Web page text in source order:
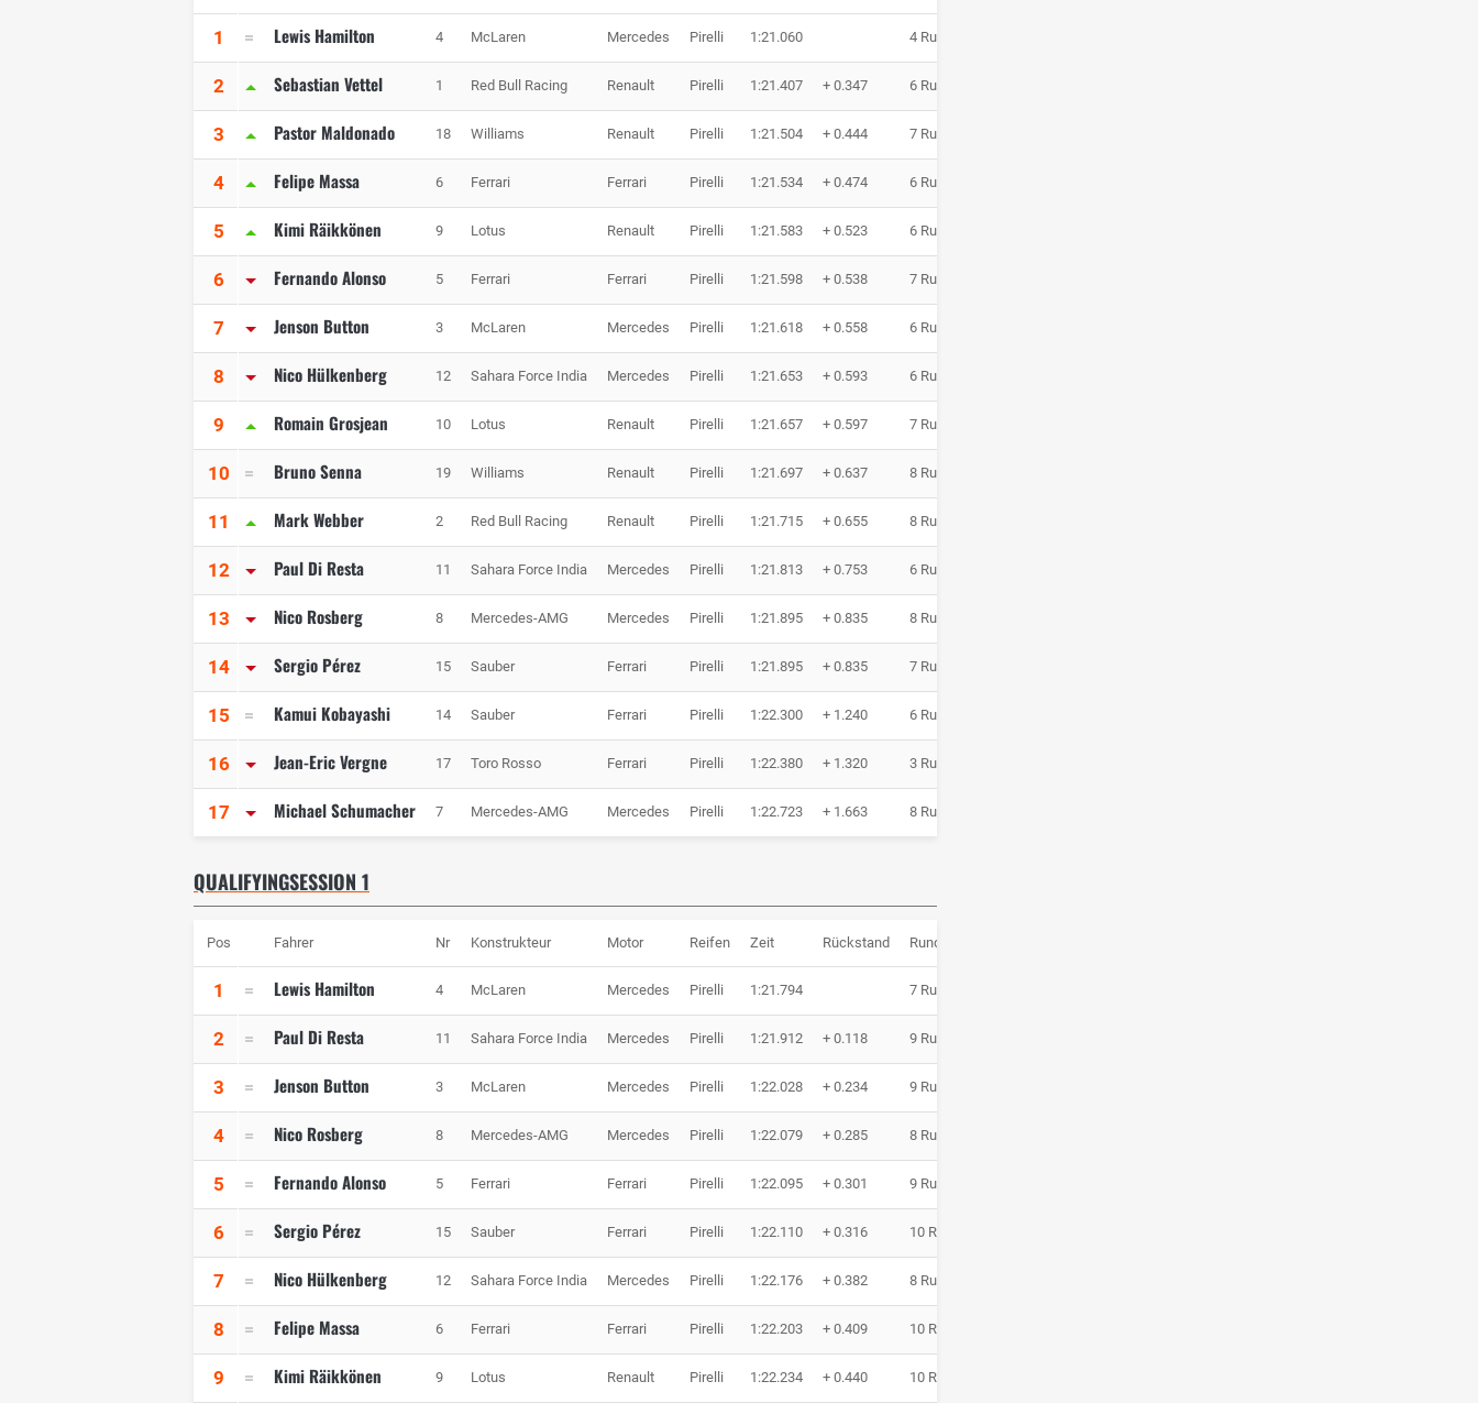
1 Lewis Hamilton 4 McLaren Mercedes Pirelli 1:21.060 4 Runden
2 Sebastian Vettel 1 Red Bull Racing Renault Pirelli 1:21.407 + 0.347 6 Runden
3 Pastor Maldonado 18 Williams Renault Pirelli 1:21.504 + 0.444 7 Runden
4 Felipe Massa 6 Ferrari Ferrari Pirelli 1:21.534 + 0.474 6 Runden
5 Kimi Räikkönen 9 Lotus Renault Pirelli 1:21.583 + 0.523 6 Runden
6 Fernando Alonso 5 Ferrari Ferrari Pirelli 1:21.598 + 0.538 7 Runden
7 Jenson Button 3 McLaren Mercedes Pirelli 1:21.618 + 0.558 6 Runden
8 Nico Hülkenberg 12 Sahara Force India Mercedes Pirelli 1:21.653 + 0.593 6 Runden
9 Romain Grosjean 10 Lotus Renault Pirelli 1:21.657 + 0.597 7 Runden
10 Bruno Senna 19 Williams Renault Pirelli 1:21.697 + 0.637 8 Runden
11 Mark Webber 2 Red Bull Racing Renault Pirelli 1:21.715 + 0.655 8 Runden
12 Paul Di Resta 11 Sahara Force India Mercedes Pirelli 1:21.813 + 0.753 6 Runden
13 Nico Rosberg 8 Mercedes-AMG Mercedes Pirelli 1:21.895 + 0.835 8 Runden
14 Sergio Pérez 15 Sauber Ferrari Pirelli 1:21.895 + 0.835 7 Runden
15 Kamui Kobayashi 14 Sauber Ferrari Pirelli 1:22.300 + 1.240 6 Runden
16 Jean-Eric Vergne 17 Toro Rosso Ferrari Pirelli 1:22.380 + 1.320 3 Runden
17 Michael Schumacher 7 Mercedes-AMG Mercedes Pirelli 1:22.723 + 1.663 8 Runden
QUALIFYINGSESSION 1
Pos Fahrer Nr Konstrukteur Motor Reifen Zeit Rückstand Runden
1 Lewis Hamilton 4 McLaren Mercedes Pirelli 1:21.794 7 Runden
2 Paul Di Resta 11 Sahara Force India Mercedes Pirelli 1:21.912 + 0.118 9 Runden
3 Jenson Button 3 McLaren Mercedes Pirelli 1:22.028 + 0.234 9 Runden
4 Nico Rosberg 8 Mercedes-AMG Mercedes Pirelli 1:22.079 + 0.285 8 Runden
5 Fernando Alonso 5 Ferrari Ferrari Pirelli 1:22.095 + 0.301 9 Runden
6 Sergio Pérez 15 Sauber Ferrari Pirelli 1:22.110 + 0.316 10 Runden
7 Nico Hülkenberg 12 Sahara Force India Mercedes Pirelli 1:22.176 + 0.382 8 Runden
8 Felipe Massa 6 Ferrari Ferrari Pirelli 1:22.203 + 0.409 10 Runden
9 Kimi Räikkönen 9 Lotus Renault Pirelli 1:22.234 + 0.440 10 Runden